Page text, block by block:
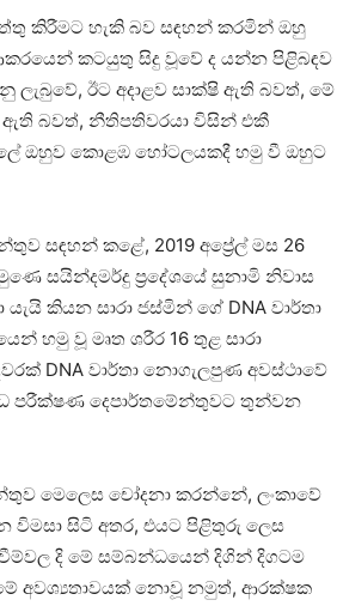
කිරීමට හැකි බව සඳහන් කරමින් ඔහු
කටයුතු සිදු වූවේ ද යන්න පිළිබඳව
ලැබුවේ, ඊට අදාළව සාක්ෂි ඇති බවත්, මේ
ඇති බවත්, නීතිපතිවරයා විසින් එකී
ඔහුව කොළඹ හෝටලයකදී හමු වී ඔහුට
සඳහන් කළේ, 2019 අප්‍රේල් මස 26
සයින්දමර්දු ප්‍රදේශයේ සුනාමි නිවාස
කියන සාරා ජස්මින් ගේ DNA වාර්තා
හමු වූ මෘත ශරීර 16 තුළ සාරා
DNA වාර්තා නොගැලපුණ අවස්ථාවේ
පරීක්ෂණ දෙපාර්තමේන්තුවට තුන්වන
මෙලෙස චෝදනා කරන්නේ, ලංකාවේ
විමසා සිටි අතර, එයට පිළිතුරු ලෙස
දි මේ සම්බන්ධයෙන් දිගින් දිගටම
අවශ්‍යතාවයක් නොවූ නමුත්, ආරක්ෂක